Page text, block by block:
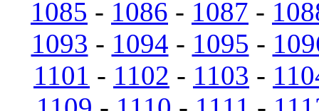
1085 - 1086 - 1087 -
1093 - 1094 - 1095 -
1101 - 1102 - 1103 -